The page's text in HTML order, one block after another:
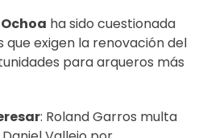
Ochoa ha sido cuestionada
exigen la renovación del
para arqueros más
: Roland Garros multa